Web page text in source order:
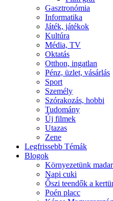
Gasztronómia
Informatika
Játék, játékok
Kultúra
Média, TV
Oktatás
Otthon, ingatlan
Pénz, üzlet, vásárlás
Sport
Személy
Szórakozás, hobbi
Tudomány
Új filmek
Utazas
Zene
Legfrissebb Témák
Blogok
Környezetünk
Napi cuki
Őszi teendők a
Poén placc